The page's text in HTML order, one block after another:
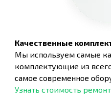
Качественные
Мы используем самые
комплектующие из
самое современное
Узнать стоимость